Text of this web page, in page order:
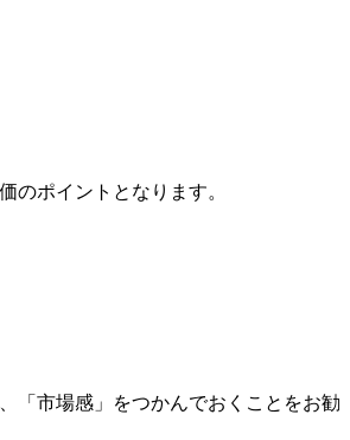
のポイントとなります。
「市場感」をつかんでおくことをお勧